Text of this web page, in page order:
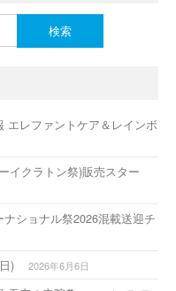
エレファントケア＆レインボ
イクラトン祭)販売スター
ショナル祭2026混載送迎チ
) 2026年6月6日